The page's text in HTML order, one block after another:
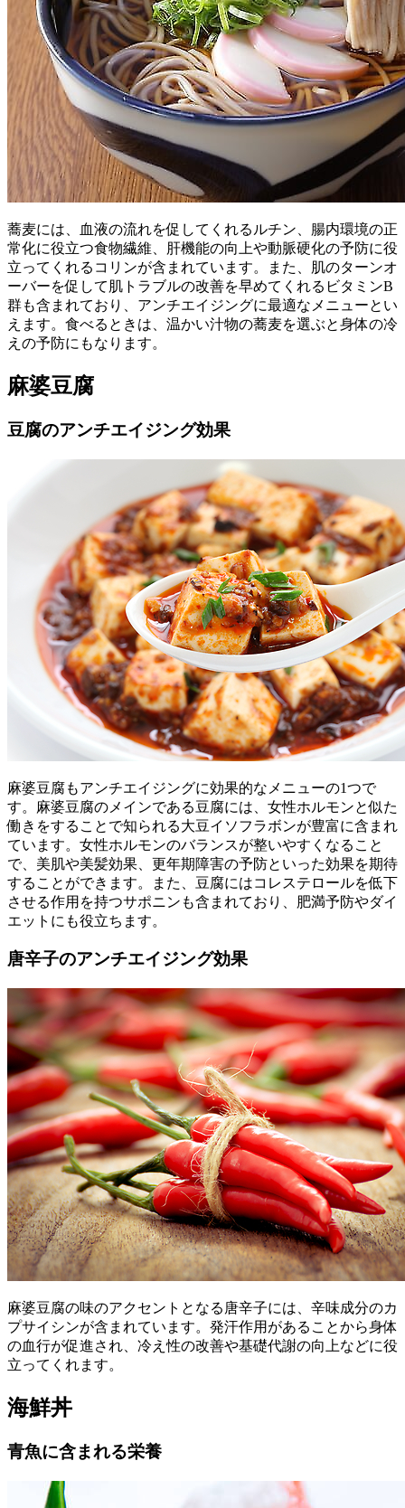
蕎麦には、血液の流れを促してくれるルチン、腸内環境の正
常化に役立つ食物繊維、肝機能の向上や動脈硬化の予防に役
立ってくれるコリンが含まれています。また、肌のターンオ
ーバーを促して肌トラブルの改善を早めてくれるビタミンB
群も含まれており、アンチエイジングに最適なメニューとい
えます。食べるときは、温かい汁物の蕎麦を選ぶと身体の冷
えの予防にもなります。
麻婆豆腐
豆腐のアンチエイジング効果
麻婆豆腐もアンチエイジングに効果的なメニューの1つで
す。麻婆豆腐のメインである豆腐には、女性ホルモンと似た
働きをすることで知られる大豆イソフラボンが豊富に含まれ
ています。女性ホルモンのバランスが整いやすくなること
で、美肌や美髪効果、更年期障害の予防といった効果を期待
することができます。また、豆腐にはコレステロールを低下
させる作用を持つサポニンも含まれており、肥満予防やダイ
エットにも役立ちます。
唐辛子のアンチエイジング効果
麻婆豆腐の味のアクセントとなる唐辛子には、辛味成分のカ
プサイシンが含まれています。発汗作用があることから身体
の血行が促進され、冷え性の改善や基礎代謝の向上などに役
立ってくれます。
海鮮丼
青魚に含まれる栄養